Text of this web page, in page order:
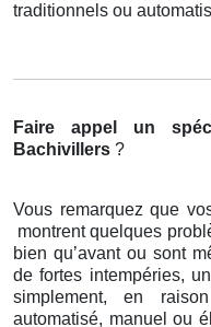
traditionnels ou
Faire appel un
Bachivillers ?
Vous remarquez que
montrent quelques
bien qu’avant ou sont
de fortes intempéries,
simplement, en
automatisé, manuel ou